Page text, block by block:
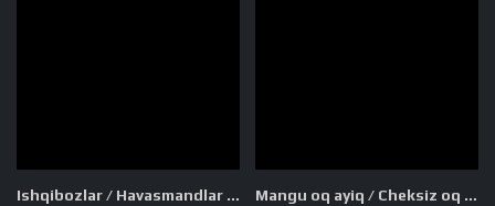
Ishqibozlar / Havasmandlar / Qiziqqonlar / Qarib quyilmagan chollar Hind kino Uzbek tilida O'zbekcha 2014 tarjima kino Full HD skachat Mangu oq ayiq / Cheksiz oq ayiq Uzbek tilida O'zbekcha 2014 tarjima kino Full HD tas-ix skachat